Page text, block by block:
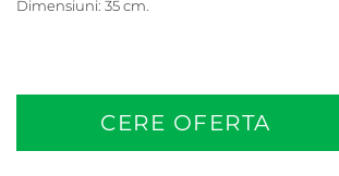
Dimensiuni: 35 cm.
CERE OFERTA